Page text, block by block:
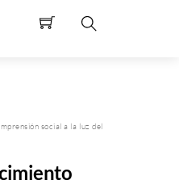
social a la luz del